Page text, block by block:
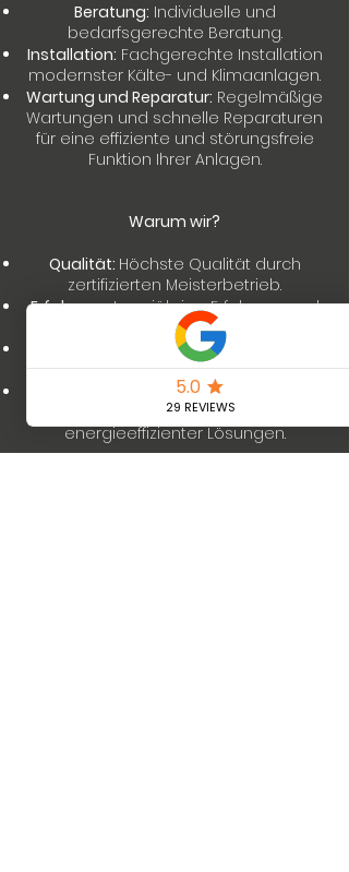
Beratung: Individuelle und
bedarfsgerechte Beratung.
Installation: Fachgerechte Installation
modernster Kälte- und Klimaanlagen.
Wartung und Reparatur: Regelmäßige
Wartungen und schnelle Reparaturen
für eine effiziente und störungsfreie
Funktion Ihrer Anlagen.
Warum wir?
Qualität: Höchste Qualität durch
zertifizierten Meisterbetrieb.
Erfahrung:Langjährige Erfahrung und
Fachkompetenz.
Kundenzufriedenheit:Ihr Vertrauen
und Ihre Zufriedenheit sind unser Ziel.
Umweltfreundlich:Einsatz
umweltfreundlicher und
energieeffizienter Lösungen.